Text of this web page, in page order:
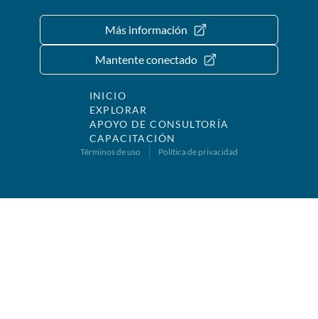
Más información
Mantente conectado
INICIO
EXPLORAR
APOYO DE CONSULTORÍA
CAPACITACIÓN
Términos de uso Política de privacidad